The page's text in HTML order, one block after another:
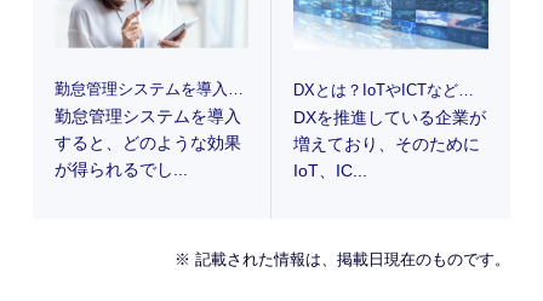
勤怠管理システムを導入
すると、どのような効果
が得られるでし...
DXとは？IoTやICTなどとの違いや企業における推進方法を解説
DXを推進している企業が
増えており、そのために
IoT、IC...
※ 記載された情報は、掲載日現在のものです。